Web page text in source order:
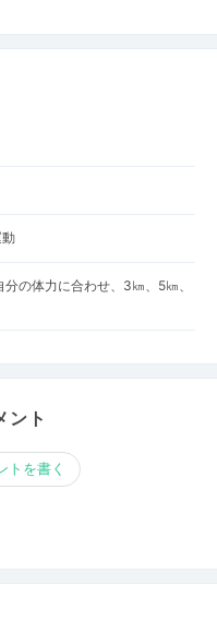
の体力に合わせ、3㎞、5㎞、
ント
トを書く